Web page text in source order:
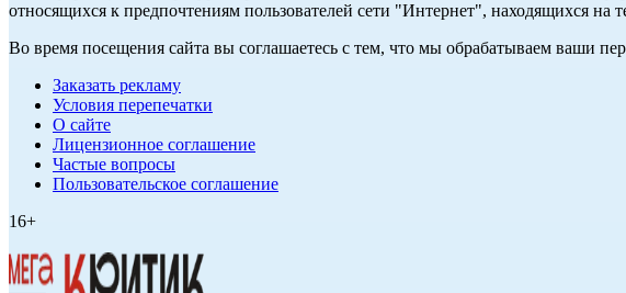
относящихся к предпочтениям пользователей сети "Интернет", находящихся на
Во время посещения сайта вы соглашаетесь с тем, что мы обрабатываем ваши
Заказать рекламу
Условия перепечатки
О сайте
Лицензионное соглашение
Частые вопросы
Пользовательское соглашение
16+